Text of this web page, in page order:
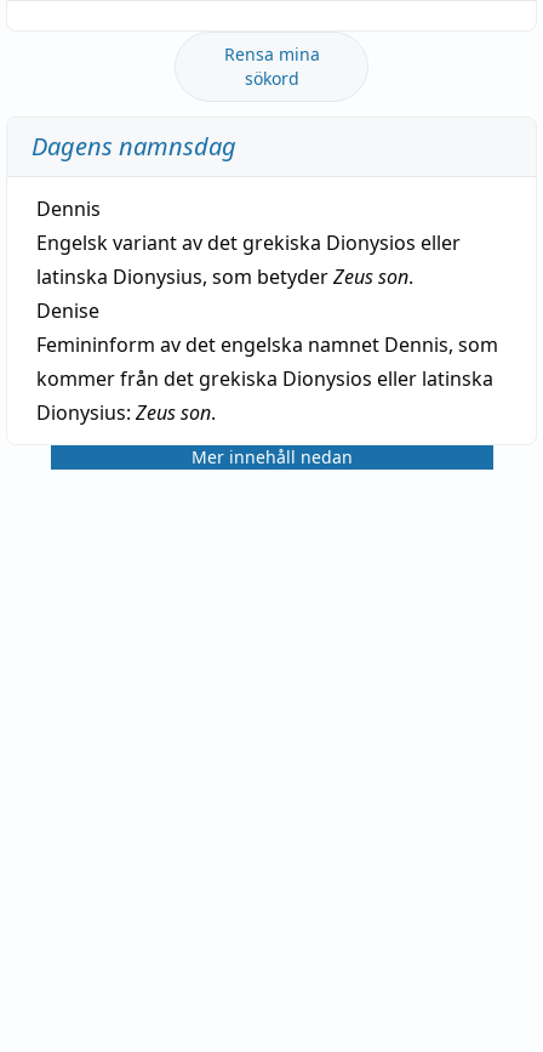
Rensa mina
sökord
Dagens namnsdag
Dennis
Engelsk variant av det grekiska Dionysios eller
latinska Dionysius, som betyderZeus son.
Denise
Femininform av det engelska namnet Dennis, som
kommer från det grekiska Dionysios eller latinska
Dionysius: Zeus son.
Mer innehåll nedan